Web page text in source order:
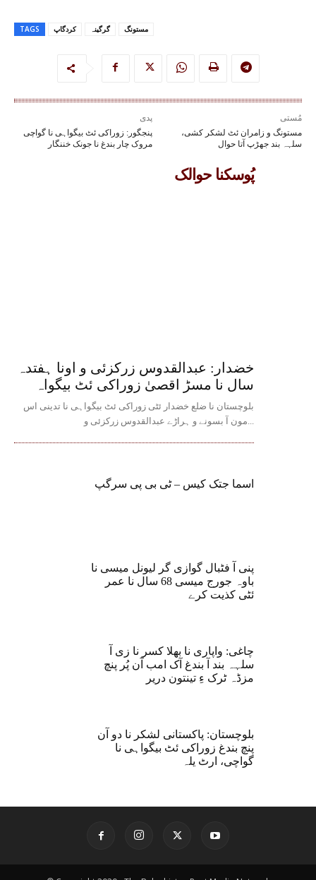
TAGS کردگاپ گرگینہ مستونگ
پدی
پنجگور: زوراکی ئٹ بیگواہی نا گواچی
مروک چار بندغ نا جونک خننگار
مُستی
مستونگ و زامران ئٹ لشکر کشی،
سلہہ بند جھڑپ آتا حوال
پُوسکنا حوالک
خضدار: عبدالقدوس زرکزئی و اونا ہفتدہ
سال نا مسڑ اقصیٰ زوراکی ئٹ بیگواہ
بلوچستان نا ضلع خضدار ئٹی زوراکی ئٹ بیگواہی نا تدینی اس
مون آ بسونے و ہراڑے عبدالقدوس زرکزئی و...
اسما جتک کیس – ٹی بی پی سرگپ
پنی آ فٹبال گوازی گر لیونل میسی نا
باوہ جورج میسی 68 سال نا عمر
ئٹی کذیت کرے
چاغی: واپاری نا بھلا کسر نا زی آ
سلہہ بند آ بندغ آک امب آن پُر پنچ
مزڈہ ٹرک ءِ تینتون دریر
بلوچستان: پاکستانی لشکر نا دو آن
پنچ بندغ زوراکی ئٹ بیگواہی نا
گواچی، ارٹ یلہ